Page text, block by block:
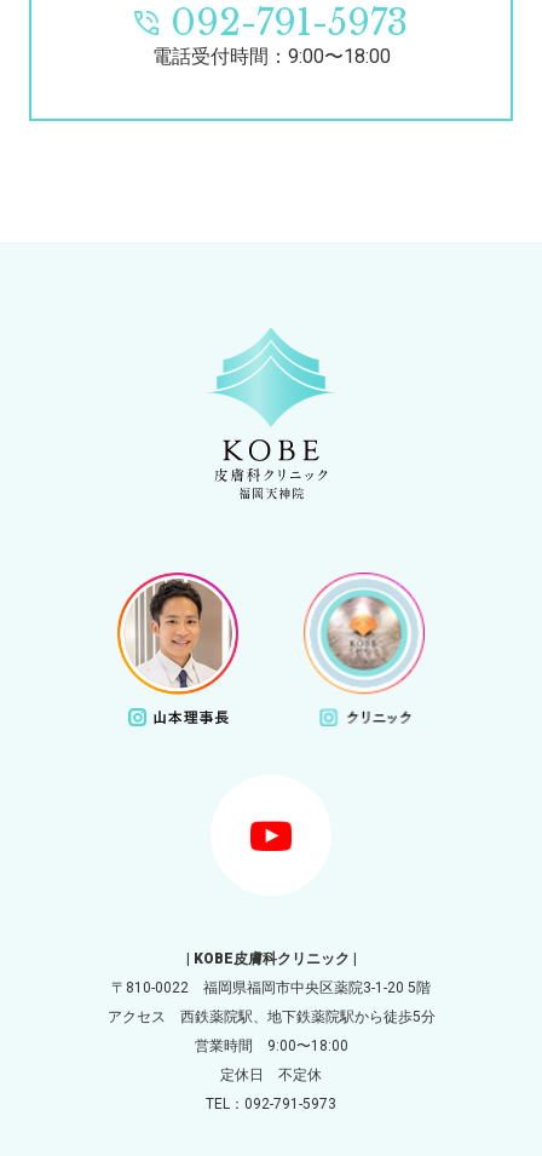
092-791-5973
電話受付時間：9:00〜18:00
| KOBE皮膚科クリニック |
〒810-0022 福岡県福岡市中央区薬院3-1-20 5階
アクセス 西鉄薬院駅、地下鉄薬院駅から徒歩5分
営業時間 9:00〜18:00
定休日 不定休
TEL：092-791-5973